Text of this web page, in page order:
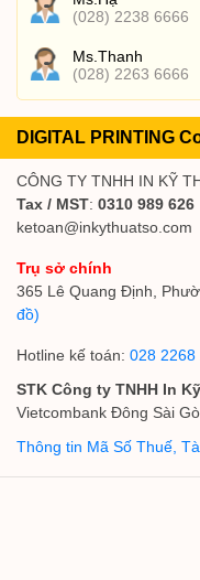
(028) 2238 6666
Ms.Thanh
(028) 2263 6666
DIGITAL PRINTING
CÔNG TY TNHH IN KỸ
Tax / MST: 0310 989 626
ketoan@inkythuatso.com
Trụ sở chính
365 Lê Quang Định,
đồ)
Hotline kế toán: 028 2268
STK Công ty TNHH In
Vietcombank Đông Sài
Thông tin Mã Số Thuế,